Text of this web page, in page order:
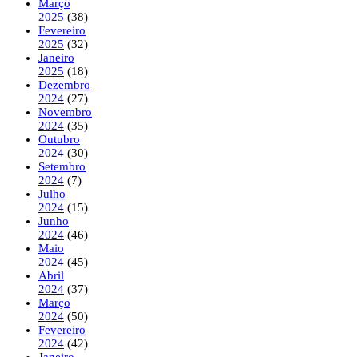
Março
2025 (38)
Fevereiro
2025 (32)
Janeiro
2025 (18)
Dezembro
2024 (27)
Novembro
2024 (35)
Outubro
2024 (30)
Setembro
2024 (7)
Julho
2024 (15)
Junho
2024 (46)
Maio
2024 (45)
Abril
2024 (37)
Março
2024 (50)
Fevereiro
2024 (42)